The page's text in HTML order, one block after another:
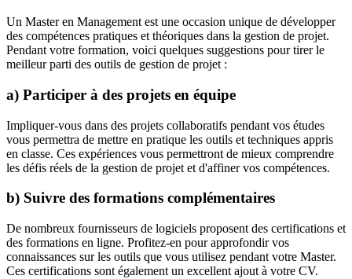
Un Master en Management est une occasion unique de développer
des compétences pratiques et théoriques dans la gestion de projet.
Pendant votre formation, voici quelques suggestions pour tirer le
meilleur parti des outils de gestion de projet :
a) Participer à des projets en équipe
Impliquer-vous dans des projets collaboratifs pendant vos études
vous permettra de mettre en pratique les outils et techniques appris
en classe. Ces expériences vous permettront de mieux comprendre
les défis réels de la gestion de projet et d'affiner vos compétences.
b) Suivre des formations complémentaires
De nombreux fournisseurs de logiciels proposent des certifications et
des formations en ligne. Profitez-en pour approfondir vos
connaissances sur les outils que vous utilisez pendant votre Master.
Ces certifications sont également un excellent ajout à votre CV.